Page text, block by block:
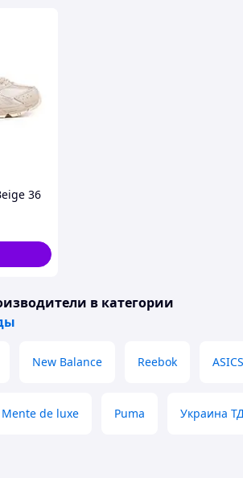
36
в категории
New Balance Reebok ASICS
Mente de luxe Puma Украина